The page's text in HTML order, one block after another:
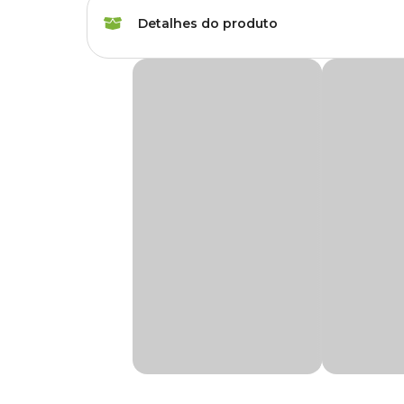
Gênero Unissex
Detalhes do produto
Diluir uma medida em 1 litro de água e após utilizar 50ml